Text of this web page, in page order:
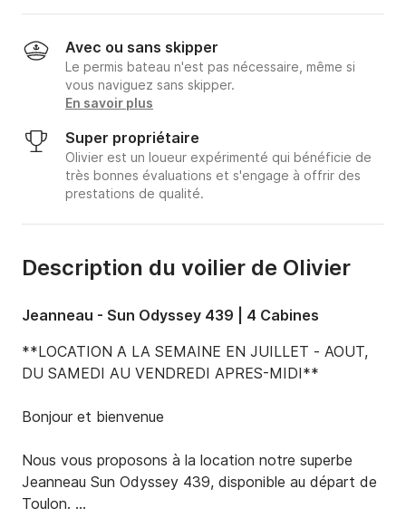
Avec ou sans skipper
Le permis bateau n'est pas nécessaire, même si
vous naviguez sans skipper.
En savoir plus
Super propriétaire
Olivier est un loueur expérimenté qui bénéficie de
très bonnes évaluations et s'engage à offrir des
prestations de qualité.
Description du voilier de Olivier
Jeanneau - Sun Odyssey 439 | 4 Cabines
**LOCATION A LA SEMAINE EN JUILLET - AOUT,
DU SAMEDI AU VENDREDI APRES-MIDI**
Bonjour et bienvenue
Nous vous proposons à la location notre superbe
Jeanneau Sun Odyssey 439, disponible au départ de
Toulon.